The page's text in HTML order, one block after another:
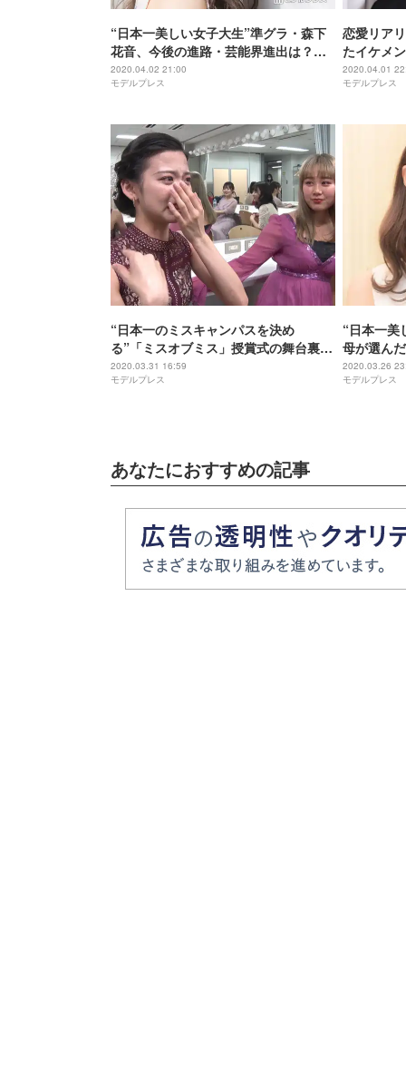
“日本一美しい女子大生”準グラ・森下
花音、今後の進路・芸能界進出は？＜
ミスオブミス2020＞
2020.04.02 21:00
モデルプレス
恋愛リア
たイケメ
モデルプ
迫る
2020.04.01
モデルプレス
“日本一のミスキャンパスを決め
る”「ミスオブミス」授賞式の舞台裏公
開 控室では涙も
2020.03.31 16:59
モデルプレス
“日本一美
母が選ん
えないで
2020＞
2020.03.26
モデルプレス
あなたにおすすめの記事